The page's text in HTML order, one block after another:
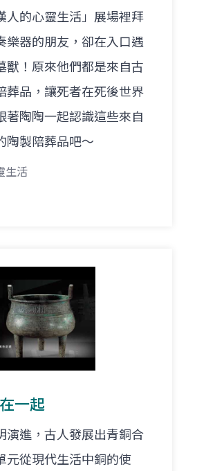
人的心靈生活」展場裡拜
樂器的朋友，卻在入口遇
獸！原來他們都是來自古
葬品，讓死者在死後世界
著陶陶一起認識這些來自
陶製陪葬品吧～
生活
一起
演進，古人發展出青銅合
元從現代生活中銅的使